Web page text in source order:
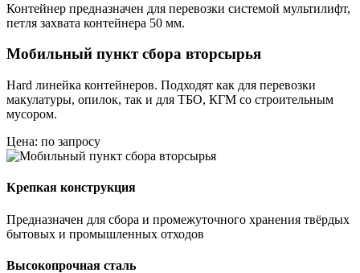
Контейнер предназначен для перевозки системой мультилифт,
петля захвата контейнера 50 мм.
Мобильный пункт сбора вторсырья
Hard линейка контейнеров. Подходят как для перевозки
макулатуры, опилок, так и для ТБО, КГМ со строительным
мусором.
Цена: по запросу
Крепкая конструкция
Предназначен для сбора и промежуточного хранения твёрдых
бытовых и промышленных отходов
Высокопрочная сталь